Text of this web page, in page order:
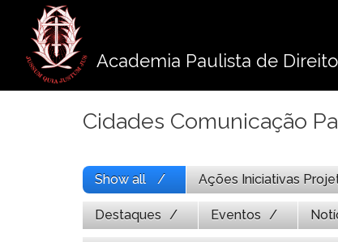
conteúdo
Academia Paulista de Direito
Cidades Comunicação
Show all Ações Iniciativas
Destaques Eventos